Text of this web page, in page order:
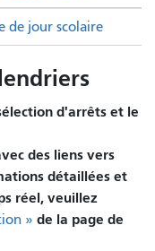
de jour scolaire
d'arrêts et le
des liens vers
détaillées et
réel, veuillez
» de la page de